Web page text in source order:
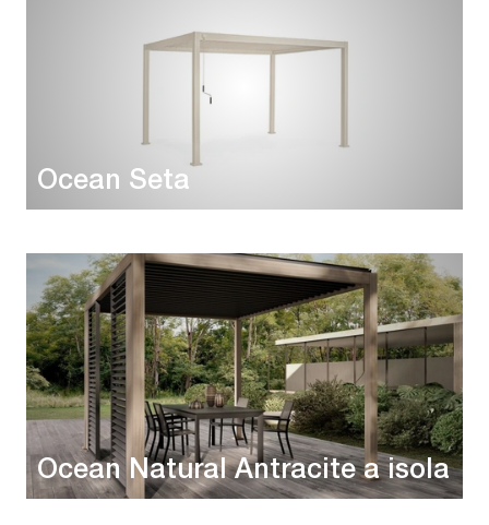
Ocean Seta
Ocean Natural Antracite a isola